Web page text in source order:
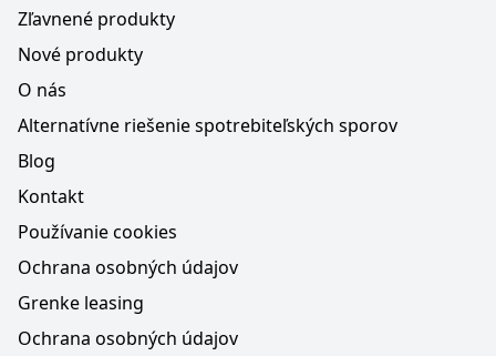
Zľavnené produkty
Nové produkty
O nás
Alternatívne riešenie spotrebiteľských sporov
Blog
Kontakt
Používanie cookies
Ochrana osobných údajov
Grenke leasing
Ochrana osobných údajov